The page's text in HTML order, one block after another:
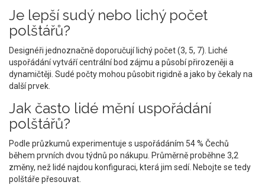
Je lepší sudý nebo lichý počet
polštářů?
Designéři jednoznačně doporučují lichý počet (3, 5, 7). Liché
uspořádání vytváří centrální bod zájmu a působí přirozeněji a
dynamičtěji. Sudé počty mohou působit rigidně a jako by čekaly na
další prvek.
Jak často lidé mění uspořádání
polštářů?
Podle průzkumů experimentuje s uspořádáním 54 % Čechů
během prvních dvou týdnů po nákupu. Průměrně proběhne 3,2
změny, než lidé najdou konfiguraci, která jim sedí. Nebojte se tedy
polštáře přesouvat.